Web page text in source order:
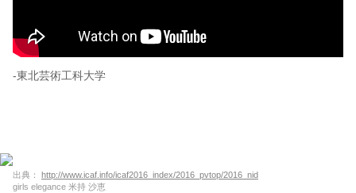
-東北芸術工科大学
出典：
http://www.icaf.info/icaf2016_index/2016_pvtop/2016_nid
girls elegance 米持 沙恵